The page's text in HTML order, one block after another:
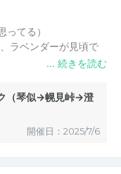
てる）
ラベンダーが見頃で
いつもありがとうござ
（琴似→幌見峠→澄
開催日：2025/7/6